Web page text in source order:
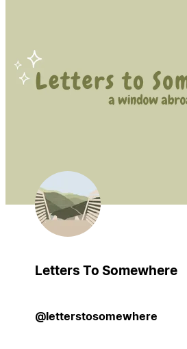
Letters To Somewhere
@letterstosomewhere